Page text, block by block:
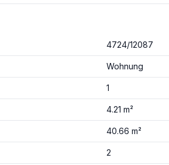
4724/12087
Wohnung
1
4.21 m²
40.66 m²
2